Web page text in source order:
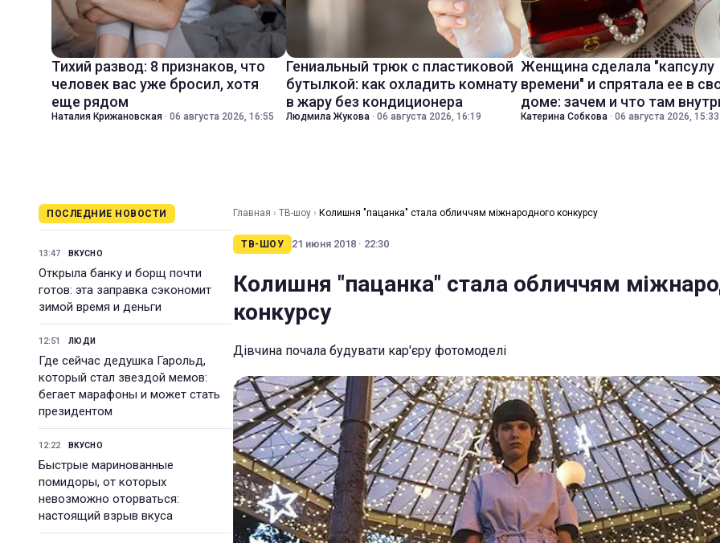
Тихий развод: 8 признаков, что
человек вас уже бросил, хотя
еще рядом
Наталия Крижановская · 06 августа 2026, 16:55
Гениальный трюк с пластиковой
бутылкой: как охладить комнату
в жару без кондиционера
Людмила Жукова · 06 августа 2026, 16:19
Женщина сделала "капсулу
времени" и спрятала ее в
доме: зачем и что там
Катерина Собкова · 06 августа 2026, 15:33
ПОСЛЕДНИЕ НОВОСТИ
13:47 ВКУСНО
Открыла банку и борщ почти
готов: эта заправка сэкономит
зимой время и деньги
12:51 ЛЮДИ
Где сейчас дедушка Гарольд,
который стал звездой мемов:
бегает марафоны и может стать
президентом
12:22 ВКУСНО
Быстрые маринованные
помидоры, от которых
невозможно оторваться:
настоящий взрыв вкуса
Главная › ТВ-шоу › Колишня "пацанка" стала обличчям міжнародного конкурсу
ТВ-ШОУ 21 июня 2018 · 22:30
Колишня "пацанка" стала обличчям
конкурсу
Дівчина почала будувати кар'єру фотомоделі